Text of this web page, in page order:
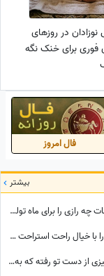
در روزهای
فوری برای خنک نگه
فال امروز
بیشتر
گردونه شانس امروز پنج‌شنبه 15 مرداد 1405 ؛ امروز کائنات چه رازی را برای ماه تولد تو فاش کرده؟
فال روزانه چهارشنبه 14 مرداد ماه 1405 / این آخر هفته را با خیال راحت استراحت کنید و خوش بگذرانید
فال انبیاء روزانه امروز جمعه 16 مرداد 1405 / بدان که چیزی از دست تو رفته که به سبب آن غم و اندوه می‌خوری، اما ...